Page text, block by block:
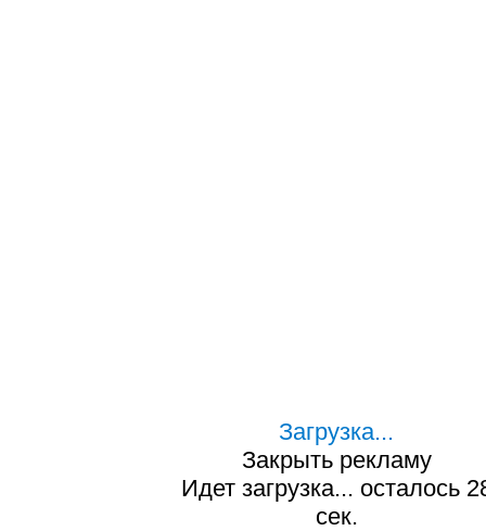
Загрузка...
Закрыть рекламу
Идет загрузка... осталось
сек.